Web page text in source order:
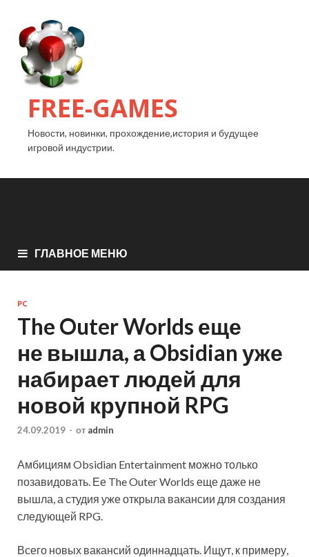
FREE-GAMES
Новости, новинки, прохождение,история и будущее
игровой индустрии.
ГЛАВНОЕ МЕНЮ
PC
The Outer Worlds еще
не вышла, а Obsidian уже
набирает людей для
новой крупной RPG
24.09.2019 - от admin
Амбициям Obsidian Entertainment можно только
позавидовать. Ее The Outer Worlds еще даже не
вышла, а студия уже открыла вакансии для создания
следующей RPG.
Всего новых вакансий одиннадцать. Ищут, к примеру,